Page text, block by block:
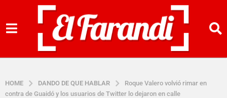
HOME DANDO DE QUE HABLAR
Roque Valero volvió rimar en
contra de Guaidó y los usuarios de Twitter lo dejaron en calle